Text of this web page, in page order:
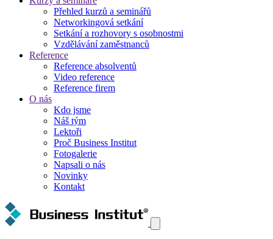
Přehled kurzů a seminářů
Networkingová setkání
Setkání a rozhovory s osobnostmi
Vzdělávání zaměstnanců
Reference
Reference absolventů
Video reference
Reference firem
O nás
Kdo jsme
Náš tým
Lektoři
Proč Business Institut
Fotogalerie
Napsali o nás
Novinky
Kontakt